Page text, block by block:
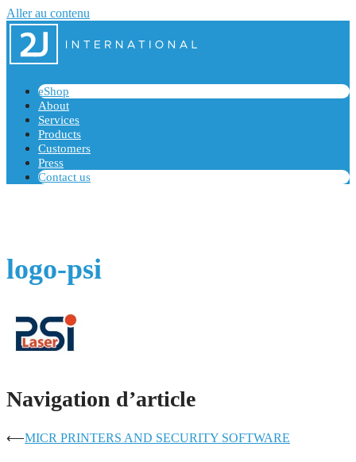
Aller au contenu
eShop
About
Services
Products
Customers
Press
Contact us
logo-psi
Navigation d’article
⟵MICR PRINTERS AND SECURITY SOFTWARE